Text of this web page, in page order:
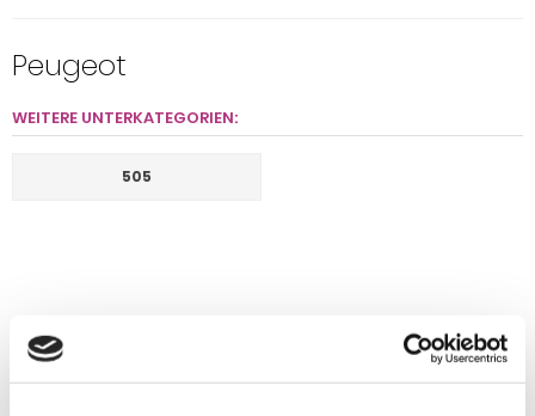
Peugeot
WEITERE UNTERKATEGORIEN:
505